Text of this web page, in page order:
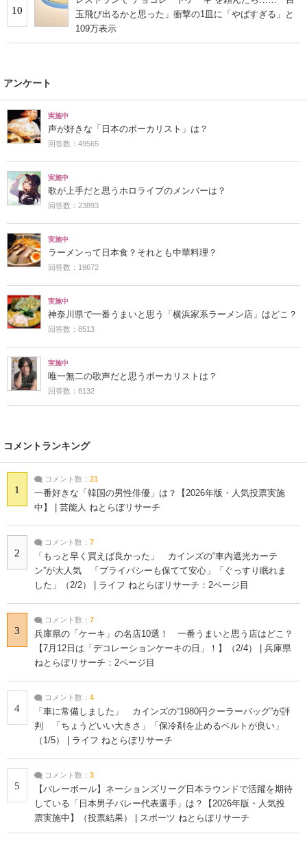
10
玉飛び出るかと思った」衝撃の1皿に「やばすぎる」と
109万表示
アンケート
実施中
声が好きな「日本のボーカリスト」は？
回答数：49565
実施中
歌が上手だと思うホロライブのメンバーは？
回答数：23893
実施中
ラーメンって日本食？それとも中華料理？
回答数：19672
実施中
神奈川県で一番うまいと思う「横浜家系ラーメン店」はどこ？
回答数：8513
実施中
唯一無二の歌声だと思うボーカリストは？
回答数：8132
コメントランキング
1
コメント数： 21
一番好きな「韓国の男性俳優」は？【2026年版・人気投票実施
中】 | 芸能人 ねとらぼリサーチ
2
コメント数： 7
「もっと早く買えば良かった」 カインズの“車内遮光カーテ
ン”が大人気 「プライバシーも保てて安心」「ぐっすり眠れま
した」（2/2） | ライフ ねとらぼリサーチ：2ページ目
3
コメント数： 7
兵庫県の「ケーキ」の名店10選！ 一番うまいと思う店はどこ？
【7月12日は「デコレーションケーキの日」！】（2/4） | 兵庫県
ねとらぼリサーチ：2ページ目
4
コメント数： 4
「車に常備しました」 カインズの“1980円クーラーバッグ”が評
判 「ちょうどいい大きさ」「保冷剤を止めるベルトが良い」
（1/5） | ライフ ねとらぼリサーチ
5
コメント数： 3
【バレーボール】ネーションズリーグ日本ラウンドで活躍を期待
している「日本男子バレー代表選手」は？【2026年版・人気投
票実施中】（投票結果） | スポーツ ねとらぼリサーチ